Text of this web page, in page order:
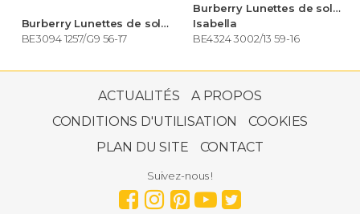
Burberry Lunettes de soleil Femme
BE3094 1257/G9 56-17
Burberry Lunettes de soleil Femme
Isabella
BE4324 3002/13 59-16
BE3094 1145/13 56-17
ACTUALITÉS
A PROPOS
CONDITIONS D'UTILISATION
COOKIES
PLAN DU SITE
CONTACT
Suivez-nous !